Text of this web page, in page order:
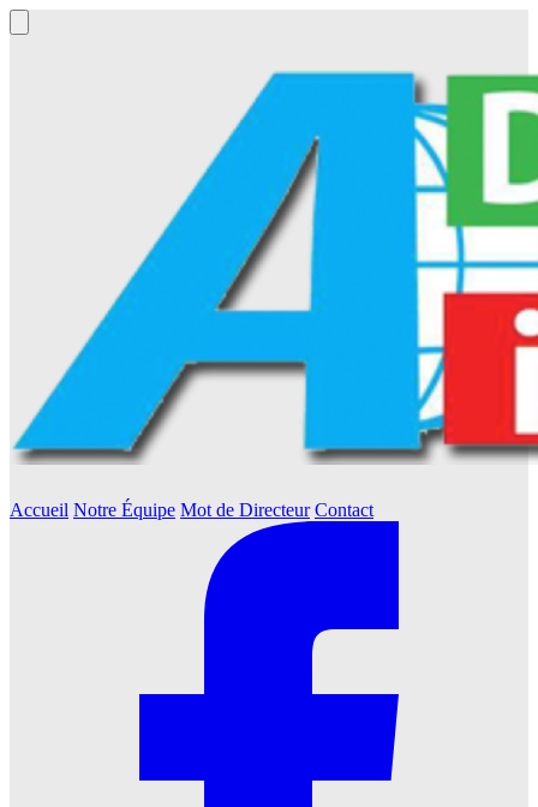
Accueil Notre Équipe Mot de Directeur Contact